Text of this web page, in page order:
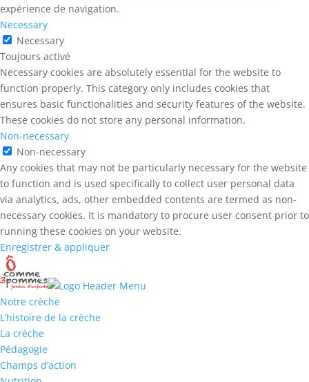
expérience de navigation.
Necessary
Necessary
Toujours activé
Necessary cookies are absolutely essential for the website to
function properly. This category only includes cookies that
ensures basic functionalities and security features of the website.
These cookies do not store any personal information.
Non-necessary
Non-necessary
Any cookies that may not be particularly necessary for the website
to function and is used specifically to collect user personal data
via analytics, ads, other embedded contents are termed as non-
necessary cookies. It is mandatory to procure user consent prior to
running these cookies on your website.
Enregistrer & appliquer
Notre crèche
L’histoire de la crèche
La crèche
Pédagogie
Champs d’action